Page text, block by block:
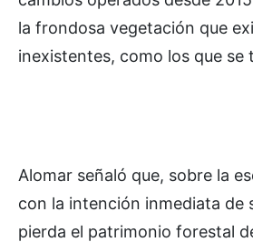
la frondosa vegetación que
inexistentes, como los que
Alomar señaló que, sobre la
con la intención inmediata de
pierda el patrimonio forestal